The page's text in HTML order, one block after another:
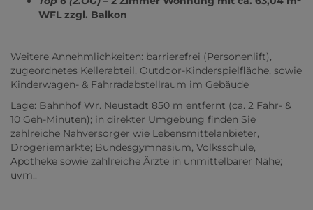
WFL zzgl. Balkon
Weitere Annehmlichkeiten: barrierefrei (Personenlift),
zugeordnetes Kellerabteil, Outdoor-Kinderspielfläche, sowie
Kinderwagen- & Fahrradabstellraum im Gebäude
Lage: Bahnhof Wr. Neustadt 850 m entfernt (ca. 2 Fahr- &
10 Geh-Minuten); in direkter Umgebung finden Sie
zahlreiche Nahversorger wie Lebensmittelanbieter,
Drogeriemärkte; Bundesgymnasium, Volksschule,
Apotheke sowie zahlreiche Ärzte in unmittelbarer Nähe;
uvm..